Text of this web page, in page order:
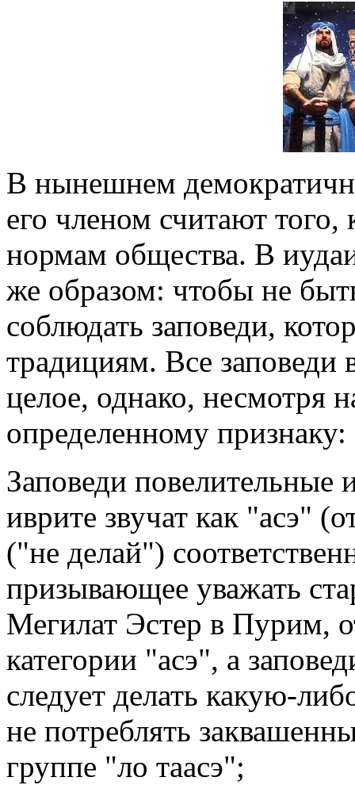
В нынешнем
его членом считают того,
нормам общества. В
же образом: чтобы не
соблюдать заповеди,
традициям. Все заповеди
целое, однако, несмотря
определенному признаку:
Заповеди
иврите звучат как "асэ"
("не делай")
призывающее уважать
Мегилат Эстер в Пурим,
категории "асэ", а
следует делать какую-
не потреблять
группе "ло таасэ";